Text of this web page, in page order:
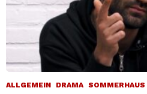
ALLGEMEIN DRAMA SOMMERHAUS